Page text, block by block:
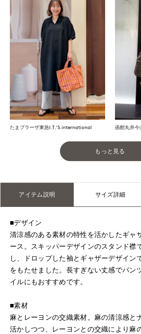
たまプラーザ東急I.T.'S.international 函館丸井今
もっと見る
アイテム説明 サイズ詳細
■デザイン
清涼感のある素材の特性を活かしたギャ
ース。スキッパーデザインのスタンド襟
し、ドロップした袖とギャザーデザイン
をもたせました。長すぎない丈感でパン
イルにもおすすめです。
■素材
麻とレーヨンの交織素材。麻の清涼感と
活かしつつ、レーヨンとの交織により麻